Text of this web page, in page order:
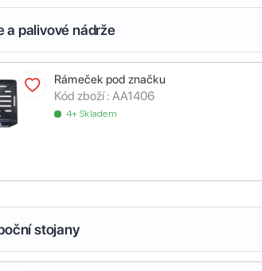
a palivové nádrže
Rámeček pod značku
Kód zboží : AA1406
4+ Skladem
stojany